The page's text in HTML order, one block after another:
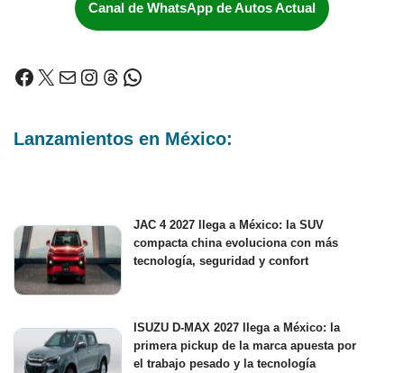
Canal de WhatsApp de Autos Actual
Lanzamientos en México:
JAC 4 2027 llega a México: la SUV
compacta china evoluciona con más
tecnología, seguridad y confort
ISUZU D-MAX 2027 llega a México: la
primera pickup de la marca apuesta por
el trabajo pesado y la tecnología